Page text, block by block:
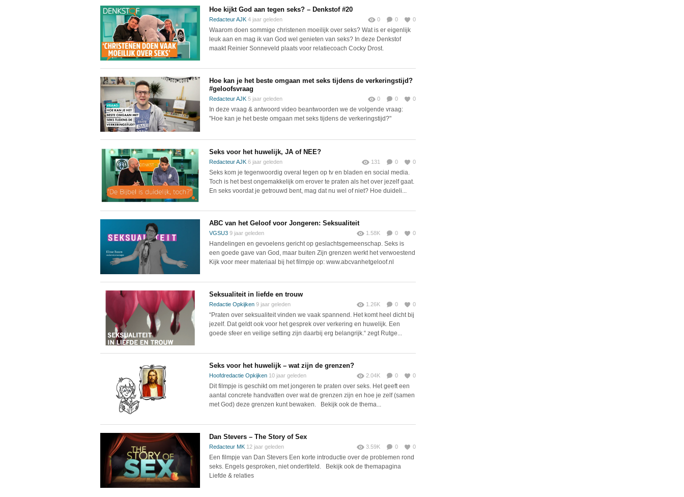
Hoe kijkt God aan tegen seks? – Denkstof #20
Redacteur AJK 4 jaar geleden 0 0 0
Waarom doen sommige christenen moeilijk over seks? Wat is er eigenlijk
leuk aan en mag ik van God wel genieten van seks? In deze Denkstof
maakt Reinier Sonneveld plaats voor relatiecoach Cocky Drost.
Hoe kan je het beste omgaan met seks tijdens de verkeringstijd?
#geloofsvraag
Redacteur AJK 5 jaar geleden 0 0 0
In deze vraag & antwoord video beantwoorden we de volgende vraag:
"Hoe kan je het beste omgaan met seks tijdens de verkeringstijd?"
Seks voor het huwelijk, JA of NEE?
Redacteur AJK 6 jaar geleden 131 0 0
Seks kom je tegenwoordig overal tegen op tv en bladen en social media.
Toch is het best ongemakkelijk om erover te praten als het over jezelf gaat.
En seks voordat je getrouwd bent, mag dat nu wel of niet? Hoe duideli...
ABC van het Geloof voor Jongeren: Seksualiteit
VGSU3 9 jaar geleden 1.58K 0 0
Handelingen en gevoelens gericht op geslachtsgemeenschap. Seks is
een goede gave van God, maar buiten Zijn grenzen werkt het verwoestend
Kijk voor meer materiaal bij het filmpje op: www.abcvanhetgeloof.nl
Seksualiteit in liefde en trouw
Redactie Opkijken 9 jaar geleden 1.26K 0 0
“Praten over seksualiteit vinden we vaak spannend. Het komt heel dicht bij
jezelf. Dat geldt ook voor het gesprek over verkering en huwelijk. Een
goede sfeer en veilige setting zijn daarbij erg belangrijk.“ zegt Rutge...
Seks voor het huwelijk – wat zijn de grenzen?
Hoofdredactie Opkijken 10 jaar geleden 2.04K 0 0
Dit filmpje is geschikt om met jongeren te praten over seks. Het geeft een
aantal concrete handvatten over wat de grenzen zijn en hoe je zelf (samen
met God) deze grenzen kunt bewaken. Bekijk ook de thema...
Dan Stevers – The Story of Sex
Redacteur MK 12 jaar geleden 3.59K 0 0
Een filmpje van Dan Stevers Een korte introductie over de problemen rond
seks. Engels gesproken, niet ondertiteld. Bekijk ook de themapagina
Liefde & relaties